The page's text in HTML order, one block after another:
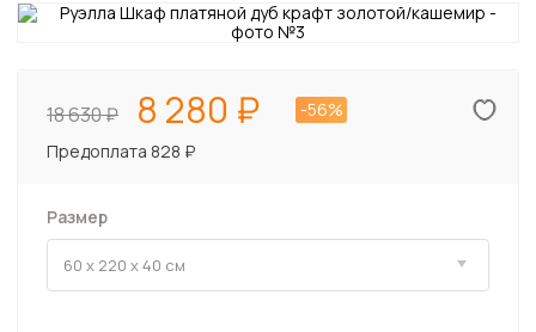
18 630 8 280
-56%
Предоплата 828 ₽
Размер